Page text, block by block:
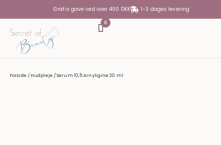
Gratis gave ved over 400 DKK 1-3 dages levering
0
DIN KURV
Din kurv er tom
Forside / Hudpleje / Serum 10,5 Arnyligine 20 ml